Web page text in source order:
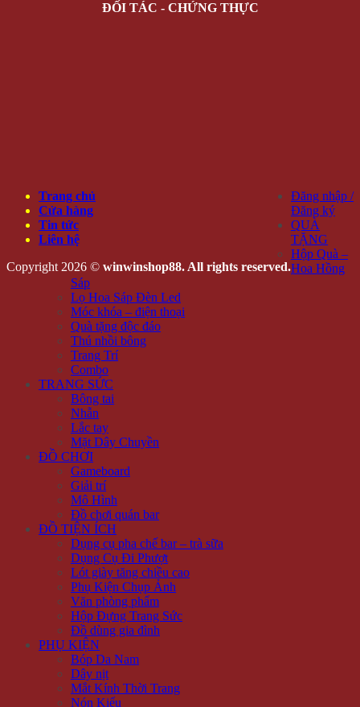
ĐỐI TÁC - CHỨNG THỰC
Trang chủ
Cửa hàng
Tin tức
Liên hệ
Copyright 2026 © winwinshop88. All rights reserved.
Đăng nhập /
Đăng ký
QUÀ
TẶNG
Hộp Quà –
Hoa Hồng
Sáp
Lọ Hoa Sáp Đèn Led
Móc khóa – điện thoại
Quà tặng độc đáo
Thú nhồi bông
Trang Trí
Combo
TRANG SỨC
Bông tai
Nhẫn
Lắc tay
Mặt Dây Chuyền
ĐỒ CHƠI
Gameboard
Giải trí
Mô Hình
Đồ chơi quán bar
ĐỒ TIỆN ÍCH
Dụng cụ pha chế bar – trà sữa
Dụng Cụ Đi Phượt
Lót giày tăng chiều cao
Phụ Kiện Chụp Ảnh
Văn phòng phẩm
Hộp Đựng Trang Sức
Đồ dùng gia đình
PHỤ KIỆN
Bóp Da Nam
Dây nịt
Mắt Kính Thời Trang
Nón Kiểu